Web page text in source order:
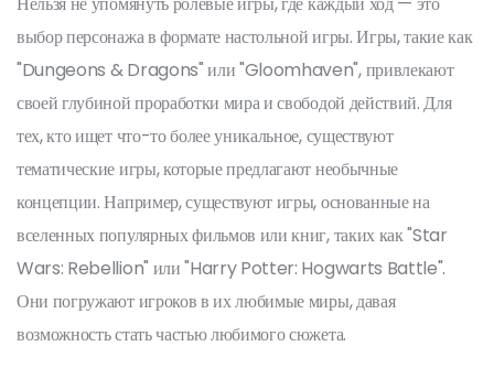
выбор персонажа в формате настольной игры. Игры, такие как
"Dungeons & Dragons" или "Gloomhaven", привлекают
своей глубиной проработки мира и свободой действий. Для
тех, кто ищет что-то более уникальное, существуют
тематические игры, которые предлагают необычные
концепции. Например, существуют игры, основанные на
вселенных популярных фильмов или книг, таких как "Star
Wars: Rebellion" или "Harry Potter: Hogwarts Battle".
Они погружают игроков в их любимые миры, давая
возможность стать частью любимого сюжета.